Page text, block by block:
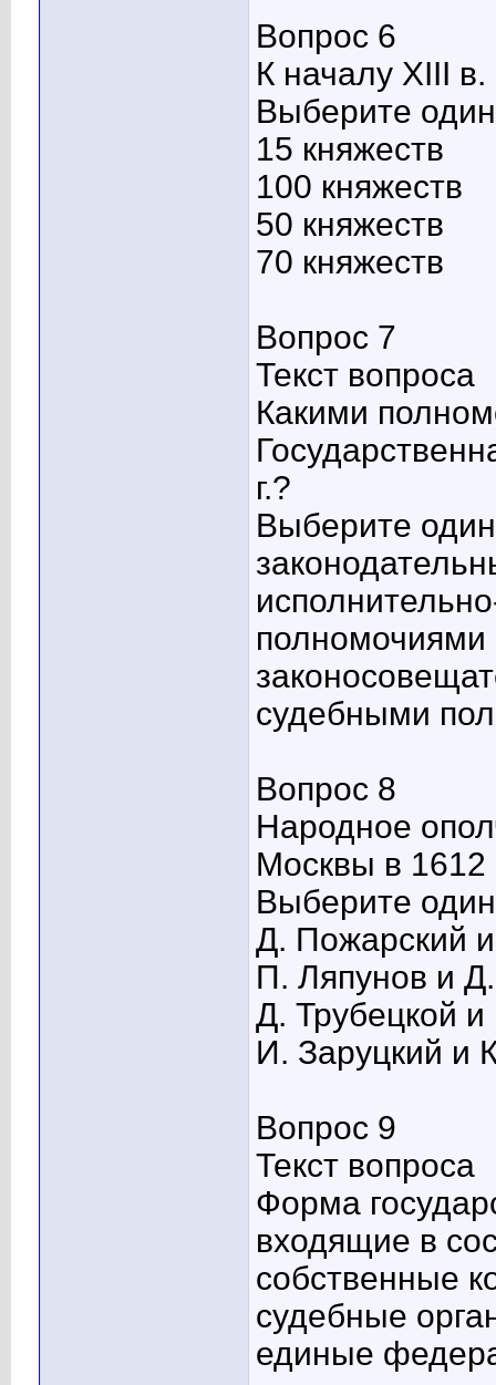
Вопрос 6
К началу XIII
Выберите
15 княжеств
100 княжеств
50 княжеств
70 княжеств
Вопрос 7
Текст вопроса
Какими
г.?
Выберите
полномочиями
судебными
Вопрос 8
Народное
Москвы в 1612
Выберите
Д. Пожарский
П. Ляпунов и
Д. Трубецкой
И. Заруцкий и
Вопрос 9
Текст вопроса
Форма
входящие в
собственные
судебные
единые